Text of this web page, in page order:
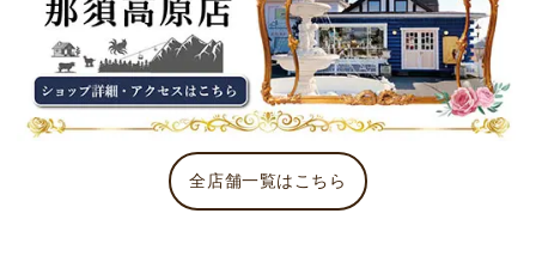
全店舗一覧はこちら